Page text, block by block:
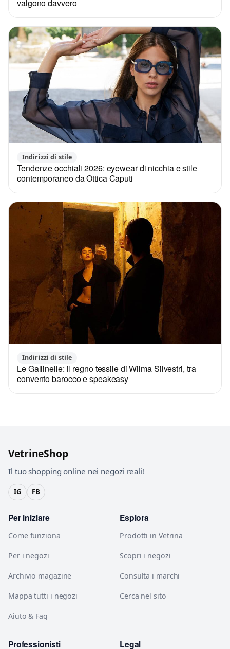
valgono davvero
Indirizzi di stile
Tendenze occhiali 2026: eyewear di nicchia e stile
contemporaneo da Ottica Caputi
Indirizzi di stile
Le Gallinelle: il regno tessile di Wilma Silvestri, tra
convento barocco e speakeasy
VetrineShop
Il tuo shopping online nei negozi reali!
IG FB
Per iniziare
Come funziona
Per i negozi
Archivio magazine
Mappa tutti i negozi
Aiuto & Faq
Esplora
Prodotti in Vetrina
Scopri i negozi
Consulta i marchi
Cerca nel sito
Professionisti Legal